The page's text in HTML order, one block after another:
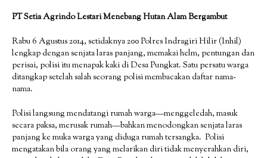
PT Setia Agrindo Lestari Menebang Hutan Alam Bergambut
Rabu 6 Agustus 2014, setidaknya 200 Polres Indragiri Hilir (Inhil)
lengkap dengan senjata laras panjang, memakai helm, pentungan dan
perisai, polisi itu menapak kaki di Desa Pungkat. Satu persatu warga
ditangkap setelah salah seorang polisi membacakan daftar nama-
nama.
Polisi langsung mendatangi rumah warga—menggeledah, masuk
secara paksa, merusak rumah—bahkan menodongkan senjata laras
panjang ke muka warga yang diduga rumah tersangka. Polisi
mengatakan bila orang yang melarikan diri tidak menyerahkan diri,